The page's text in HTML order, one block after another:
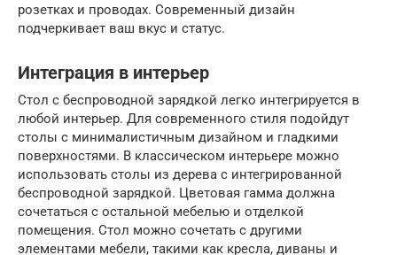
розетках и проводах. Современный дизайн
подчеркивает ваш вкус и статус.
Интеграция в интерьер
Стол с беспроводной зарядкой легко интегрируется в
любой интерьер. Для современного стиля подойдут
столы с минималистичным дизайном и гладкими
поверхностями. В классическом интерьере можно
использовать столы из дерева с интегрированной
беспроводной зарядкой. Цветовая гамма должна
сочетаться с остальной мебелью и отделкой
помещения. Стол можно сочетать с другими
элементами мебели, такими как кресла, диваны и